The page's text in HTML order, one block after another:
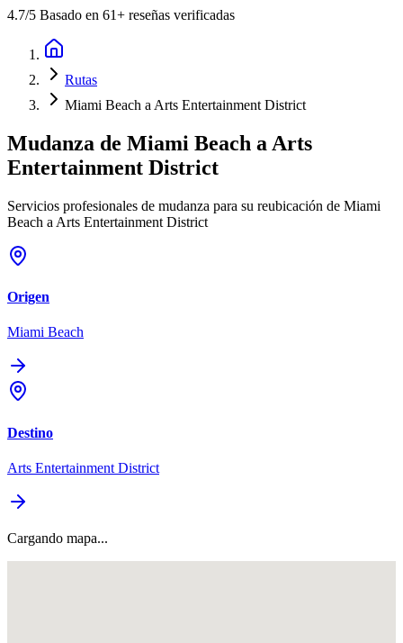
4.7/5 Basado en 61+ reseñas verificadas
Rutas
Miami Beach a Arts Entertainment District
Mudanza de Miami Beach a Arts
Entertainment District
Servicios profesionales de mudanza para su reubicación de Miami
Beach a Arts Entertainment District
Origen
Miami Beach
Destino
Arts Entertainment District
Cargando mapa...